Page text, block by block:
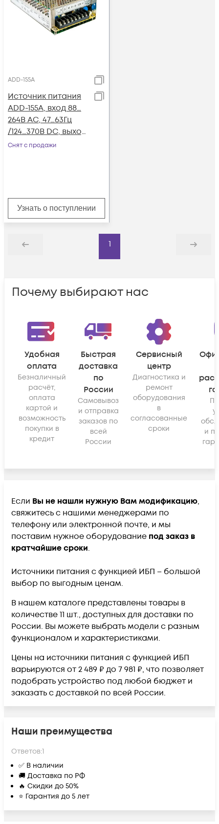
ADD-155A
Источник питания
ADD-155A, вход 88…
264В AC, 47…63Гц
/124…370В DC, выход
1: 13.8В/0…10.5A,
Снят с продажи
Узнать о поступлении
Назад
1
Дальше
Почему выбирают нас
Удобная
оплата
Безналичный
расчёт,
оплата
картой и
возможность
покупки в
кредит
Быстрая
доставка
по
России
Самовывоз
и отправка
заказов по
всей
России
Сервисный
центр
Диагностика и
ремонт
оборудования
в
согласованные
сроки
и
Если Вы не нашли нужную Вам модификацию,
свяжитесь с нашими менеджерами по
телефону или электронной почте, и мы
поставим нужное оборудование под заказ в
кратчайшие сроки.
Источники питания c функцией ИБП – большой
выбор по выгодным ценам.
В нашем каталоге представлены товары в
количестве 11 шт., доступных для доставки по
России. Вы можете выбрать модели с разным
функционалом и характеристиками.
Цены на источники питания c функцией ИБП
варьируются от 2 489 ₽ до 7 981 ₽, что позволяет
подобрать устройство под любой бюджет и
заказать с доставкой по всей России.
Наши преимущества
Ответов:1
✅ В наличии
🚚 Доставка по РФ
🔥 Скидки до 50%
⭐ Гарантия до 5 лет